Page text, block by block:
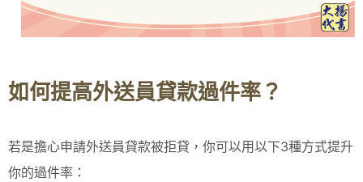
如何提高外送員貸款過件率？
若是擔心申請外送員貸款被拒貸，你可以用以下3種方式提升
你的過件率：